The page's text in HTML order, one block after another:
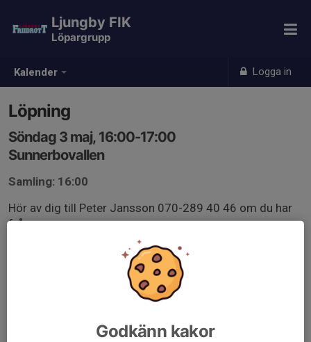
Kalender Logga in
Ljungby FIK
Löpargrupp
Löpning
Söndag 3 maj, 16:00-17:00
Sunnerbovallen
Samling: 16:00
Hör av dig till Peter Jansson 070-289 40 46 om du har
frågor
Godkänn kakor